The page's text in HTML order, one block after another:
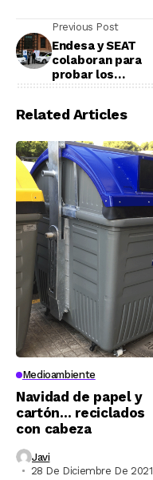
Previous Post
Endesa y SEAT
colaboran para
probar los
Related Articles
Medioambiente
Navidad de papel y
cartón… reciclados
con cabeza
Javi
28 De Diciembre De 2021